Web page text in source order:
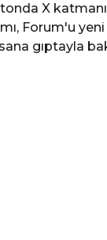
X
Forum'u
gıptayla